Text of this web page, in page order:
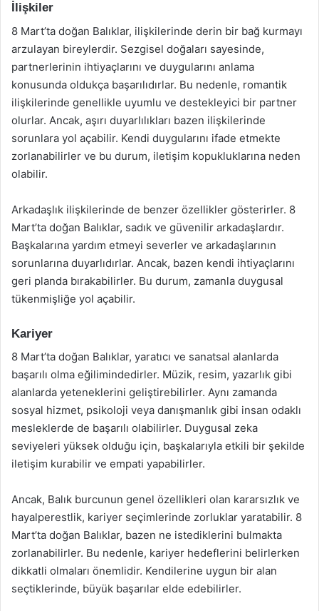
İlişkiler
8 Mart’ta doğan Balıklar, ilişkilerinde derin bir bağ kurmayı
arzulayan bireylerdir. Sezgisel doğaları sayesinde,
partnerlerinin ihtiyaçlarını ve duygularını anlama
konusunda oldukça başarılıdırlar. Bu nedenle, romantik
ilişkilerinde genellikle uyumlu ve destekleyici bir partner
olurlar. Ancak, aşırı duyarlılıkları bazen ilişkilerinde
sorunlara yol açabilir. Kendi duygularını ifade etmekte
zorlanabilirler ve bu durum, iletişim kopukluklarına neden
olabilir.
Arkadaşlık ilişkilerinde de benzer özellikler gösterirler. 8
Mart’ta doğan Balıklar, sadık ve güvenilir arkadaşlardır.
Başkalarına yardım etmeyi severler ve arkadaşlarının
sorunlarına duyarlıdırlar. Ancak, bazen kendi ihtiyaçlarını
geri planda bırakabilirler. Bu durum, zamanla duygusal
tükenmişliğe yol açabilir.
Kariyer
8 Mart’ta doğan Balıklar, yaratıcı ve sanatsal alanlarda
başarılı olma eğilimindedirler. Müzik, resim, yazarlık gibi
alanlarda yeteneklerini geliştirebilirler. Aynı zamanda
sosyal hizmet, psikoloji veya danışmanlık gibi insan odaklı
mesleklerde de başarılı olabilirler. Duygusal zeka
seviyeleri yüksek olduğu için, başkalarıyla etkili bir şekilde
iletişim kurabilir ve empati yapabilirler.
Ancak, Balık burcunun genel özellikleri olan kararsızlık ve
hayalperestlik, kariyer seçimlerinde zorluklar yaratabilir. 8
Mart’ta doğan Balıklar, bazen ne istediklerini bulmakta
zorlanabilirler. Bu nedenle, kariyer hedeflerini belirlerken
dikkatli olmaları önemlidir. Kendilerine uygun bir alan
seçtiklerinde, büyük başarılar elde edebilirler.